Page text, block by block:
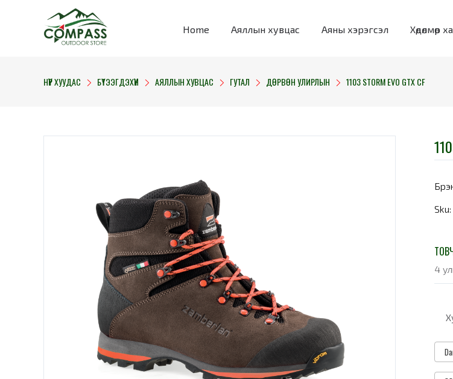
Home Аяллын хувцас Аяны хэрэгсэл Хөдөлмөр
НҮҮР ХУУДАС БҮТЭЭГДЭХҮҮН АЯЛЛЫН ХУВЦАС ГУТАЛ ДӨРВӨН УЛИРЛЫН 1103 STORM EVO GTX CF
Sku:
4